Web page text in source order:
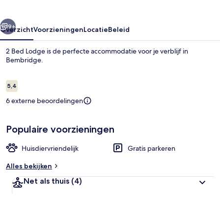
Huisje | Dineren
Volgende
9+
OverzichtVoorzieningenLocatieBeleid
2 Bed Lodge is de perfecte accommodatie voor je verblijf in
Bembridge.
Beoordelingen
5,45,4 op 10 –
6 externe beoordelingen
Populaire voorzieningen
Huisdiervriendelijk
Gratis parkeren
Alles bekijken
Net als thuis (4)